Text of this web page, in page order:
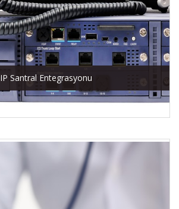
IP Santral Entegrasyonu